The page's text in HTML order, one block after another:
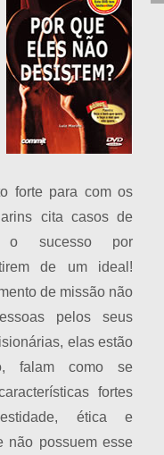
forte para com os
cita casos de
o sucesso por
de um ideal!
de missão não
pelos seus
elas estão
falam como se
fortes
ética e
não possuem esse